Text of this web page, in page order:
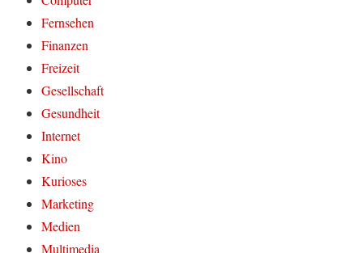
Fernsehen
Finanzen
Freizeit
Gesellschaft
Gesundheit
Internet
Kino
Kurioses
Marketing
Medien
Multimedia